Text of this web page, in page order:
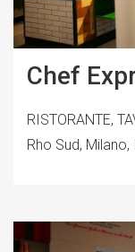
Chef
RISTORANTE,
Rho Sud, Milano,